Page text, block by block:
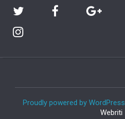
Proudly powered by WordPress
Webriti